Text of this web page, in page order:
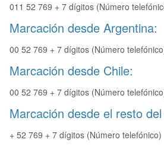
011 52 769 + 7 dígitos (Número
Marcación desde Argentina:
00 52 769 + 7 dígitos (Número
Marcación desde Chile:
00 52 769 + 7 dígitos (Número
Marcación desde el resto
+ 52 769 + 7 dígitos (Número telefónico)